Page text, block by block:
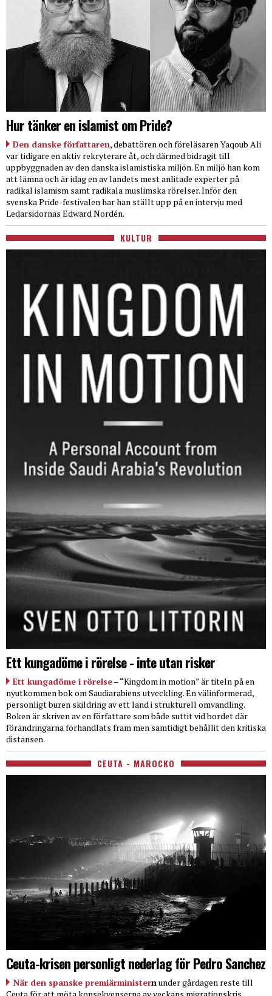
Hur tänker en islamist om Pride?
Den danske författaren, debattören och föreläsaren Yaqoub Ali
var tidigare en aktiv rekryterare åt, och därmed bidragit till
uppbyggnaden av den danska islamistiska miljön. En miljö han kom
att lämna och är idag en av landets mest anlitade experter på
radikal islamism samt radikala muslimska rörelser. Inför den
svenska Pride-festivalen har han ställt upp på en intervju med
Ledarsidornas Edward Nordén.
KULTUR
Ett kungadöme i rörelse - inte utan risker
Ett kungadöme i rörelse– “Kingdom in motion” är titeln på en
nyutkommen bok om Saudiarabiens utveckling. En välinformerad,
personligt buren skildring av ett land i strukturell omvandling.
Boken är skriven av en författare som både suttit vid bordet där
förändringarna förhandlats fram men samtidigt behållit den kritiska
distansen.
CEUTA - MAROCKO
Ceuta-krisen personligt nederlag för Pedro Sanchez
När den spanske premiärministern under gårdagen reste till
Ceuta för att möta konsekvenserna av veckans migrationskris